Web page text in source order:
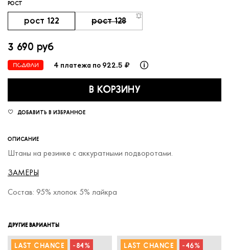
РОСТ
рост 122 рост 128
3 690 руб
4 платежа по 922.5 ₽
В КОРЗИНУ
ДОБАВИТЬ В ИЗБРАННОЕ
ОПИСАНИЕ
Штаны на резинке с аккуратными подворотами.
ЗАМЕРЫ
Состав: 95% хлопок 5% лайкра
ДРУГИЕ ВАРИАНТЫ
LAST CHANCE -84% LAST CHANCE -46%